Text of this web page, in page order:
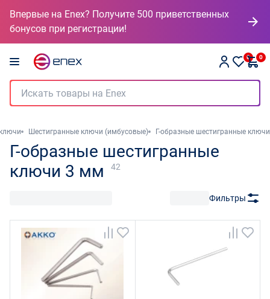
Впервые на Enex? Получите 500 приветственных
бонусов при регистрации!
0 0
Шестигранные ключи (имбусовые) Г-образные шестигранные ключи
Г-образные шестигранные
ключи 3 мм
42
Фильтры